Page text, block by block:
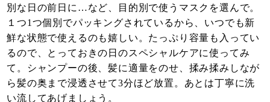
別な日の前日に…など、目的別で使うマスクを選んで。
１つ1つ個別でパッキングされているから、いつでも新
鮮な状態で使えるのも嬉しい。たっぷり容量も入ってい
るので、とっておきの日のスペシャルケアに使ってみ
て。シャンプーの後、髪に適量をのせ、揉み揉みしなが
ら髪の奥まで浸透させて3分ほど放置。あとは丁寧に洗
い流してあげましょう。